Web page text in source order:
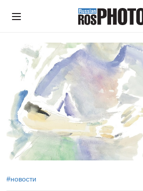
#новости